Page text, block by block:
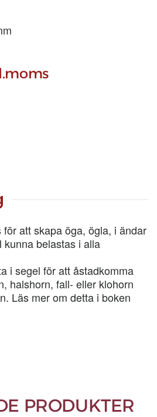
att skapa öga, ögla, i ändar
kunna belastas i alla
i segel för att åstadkomma
halshorn, fall- eller klohorn
Läs mer om detta i boken
PRODUKTER